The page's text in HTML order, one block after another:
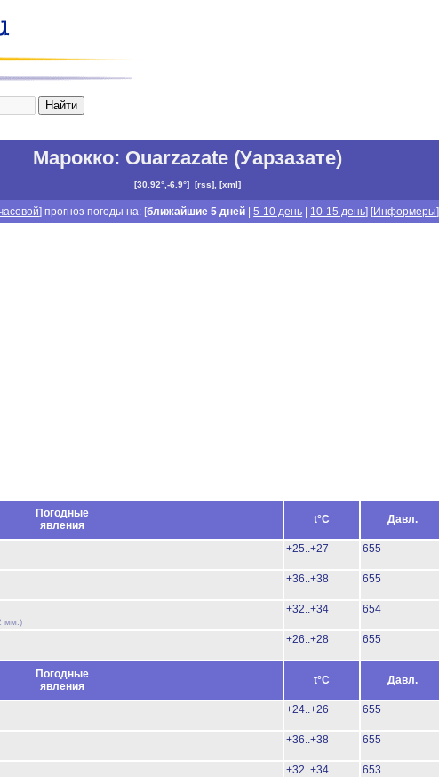
Марокко: Ouarzazate (Уарзазате)
[30.92°,-6.9°] [rss], [xml]
] прогноз погоды на: [ближайшие 5 дней |5-10 день 10-15 день] [Информеры]
Погодные
явления
t°C Давл.
+25..+27 655
+36..+38 655
мм.)
+32..+34 654
+26..+28 655
Погодные
явления
t°C Давл.
+24..+26 655
+36..+38 655
+32..+34 653